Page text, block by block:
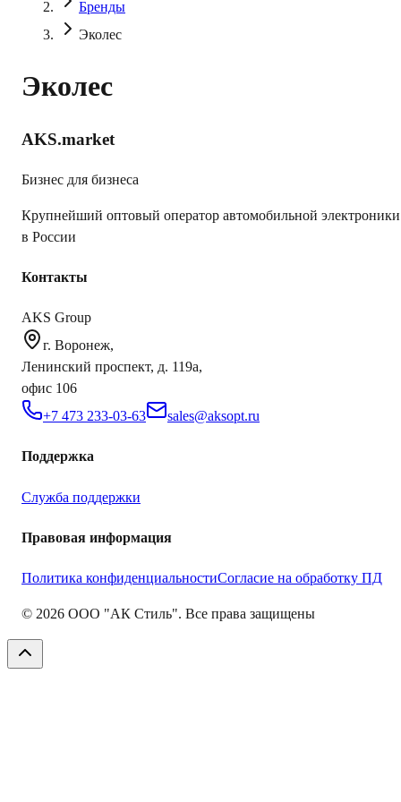
Бренды
Эколес
Эколес
AKS.market
Бизнес для бизнеса
Крупнейший оптовый оператор автомобильной электроники
в России
Контакты
AKS Group
г. Воронеж,
Ленинский проспект, д. 119а,
офис 106
+7 473 233-03-63
sales@aksopt.ru
Поддержка
Служба поддержки
Правовая информация
Политика конфиденциальностиСогласие на обработку ПД
© 2026 ООО "АК Стиль". Все права защищены